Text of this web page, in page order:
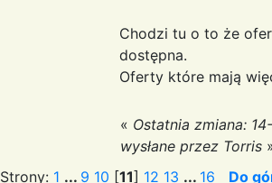
Chodzi tu o to że
dostępna.
Oferty które mają
« Ostatnia zmiana:
wysłane przez Torris
Strony: 1 ... 9 10 [11] 12 13 ... 16 Do